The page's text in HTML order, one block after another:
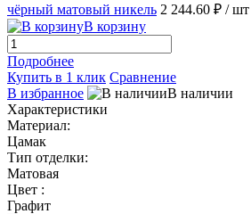
чёрный матовый никель 2 244.60 ₽ / шт
В корзину
Подробнее
Купить в 1 клик Сравнение
В избранное
В наличии
Характеристики
Материал:
Цамак
Тип отделки:
Матовая
Цвет :
Графит